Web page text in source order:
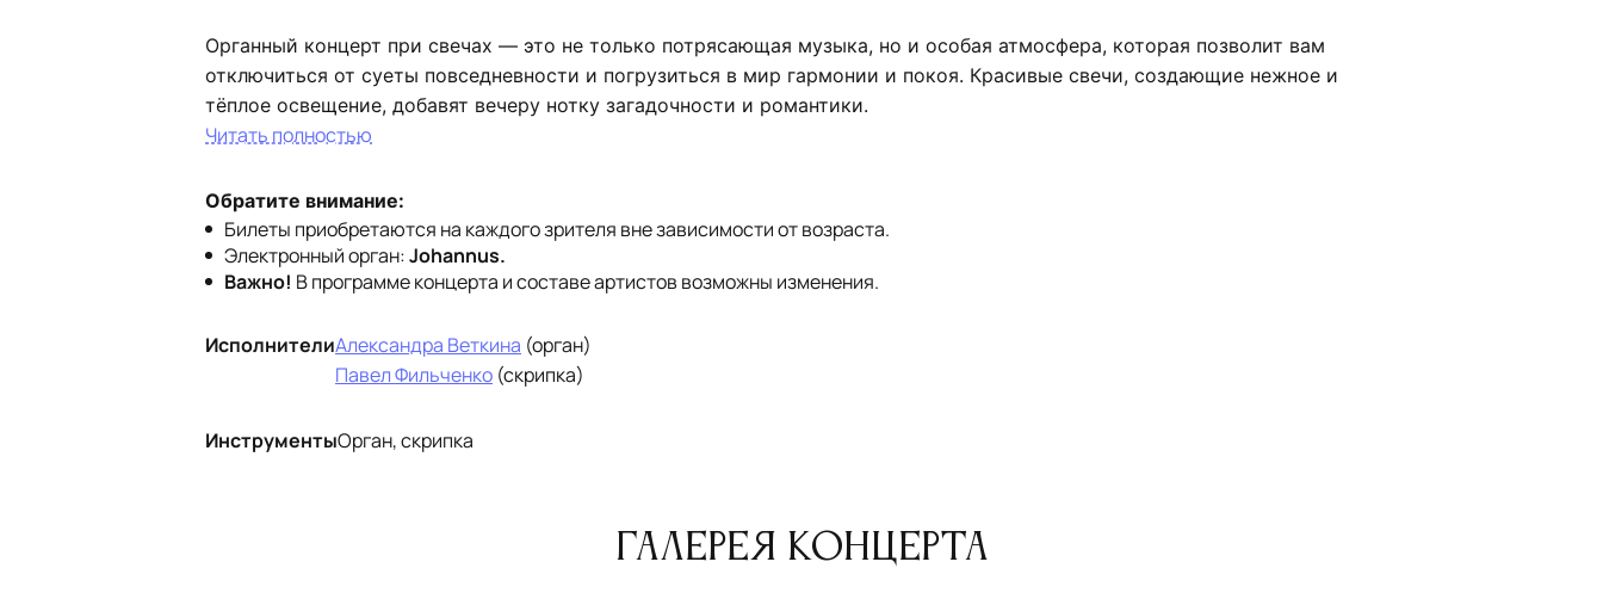
Органный концерт при свечах — это не только потрясающая музыка, но и особая атмосфера, которая позволит вам
отключиться от суеты повседневности и погрузиться в мир гармонии и покоя. Красивые свечи, создающие нежное и
тёплое освещение, добавят вечеру нотку загадочности и романтики.
Читать полностью
Обратите внимание:
Билеты приобретаются на каждого зрителя вне зависимости от возраста.
Электронный орган:Johannus.
Важно! В программе концерта и составе артистов возможны изменения.
ИсполнителиАлександра Веткина (орган)
Павел Фильченко (скрипка)
ИнструментыОрган, скрипка
Галерея концерта